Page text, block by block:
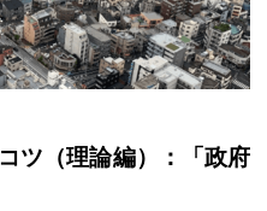
ツ（理論編）：「政府